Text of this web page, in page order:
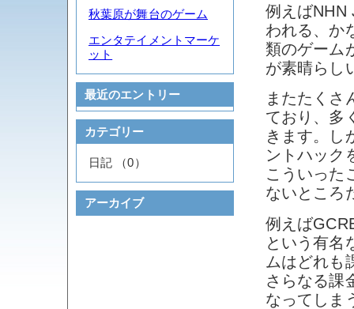
例えばNHN
われる、か
類のゲーム
が素晴らし
またたくさ
ており、多
きます。し
ントハック
こういった
ないところ
例えば
という有名
ムはどれも
さらなる課
なってしま
秋葉原が舞台のゲーム
エンタテイメントマーケ
ット
最近のエントリー
カテゴリー
日記 （0）
アーカイブ